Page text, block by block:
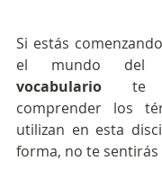
Si estás
el mundo del
vocabulario te
comprender los
utilizan en esta
forma, no te